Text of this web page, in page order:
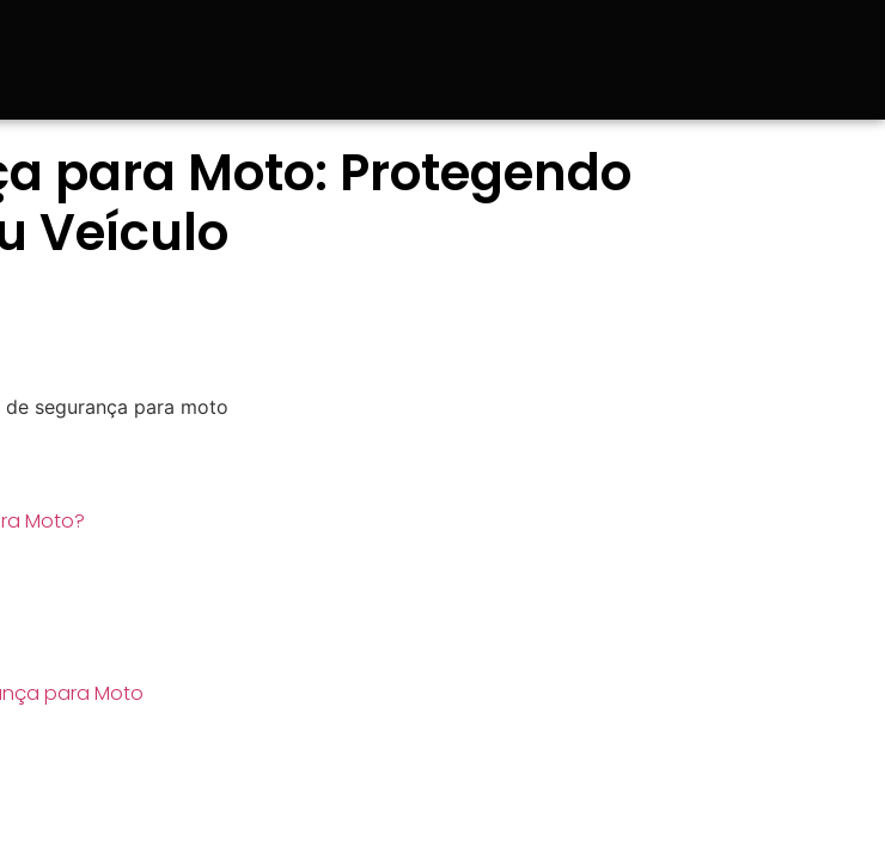
para Moto: Protegendo
Veículo
Moto?
para Moto